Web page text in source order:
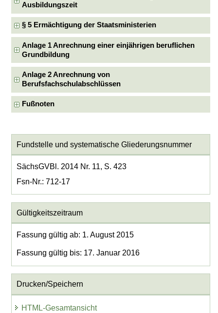
Ausbildungszeit
§ 5 Ermächtigung der Staatsministerien
Anlage 1 Anrechnung einer einjährigen beruflichen
Grundbildung
Anlage 2 Anrechnung von
Berufsfachschulabschlüssen
Fußnoten
Fundstelle und systematische Gliederungsnummer
SächsGVBl. 2014 Nr. 11, S. 423
Fsn-Nr.: 712-17
Gültigkeitszeitraum
Fassung gültig ab: 1. August 2015
Fassung gültig bis: 17. Januar 2016
Drucken/Speichern
HTML-Gesamtansicht